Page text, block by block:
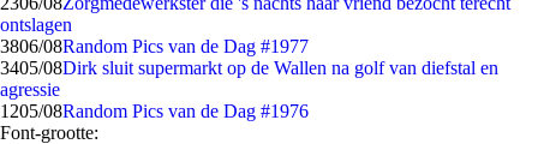
ontslagen
3806/08Random Pics van de Dag #1977
3405/08Dirk sluit supermarkt op de Wallen na golf van diefstal en
agressie
1205/08Random Pics van de Dag #1976
Font-grootte: